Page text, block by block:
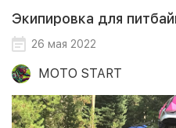
Экипировка для
26 мая 2022
MOTO START